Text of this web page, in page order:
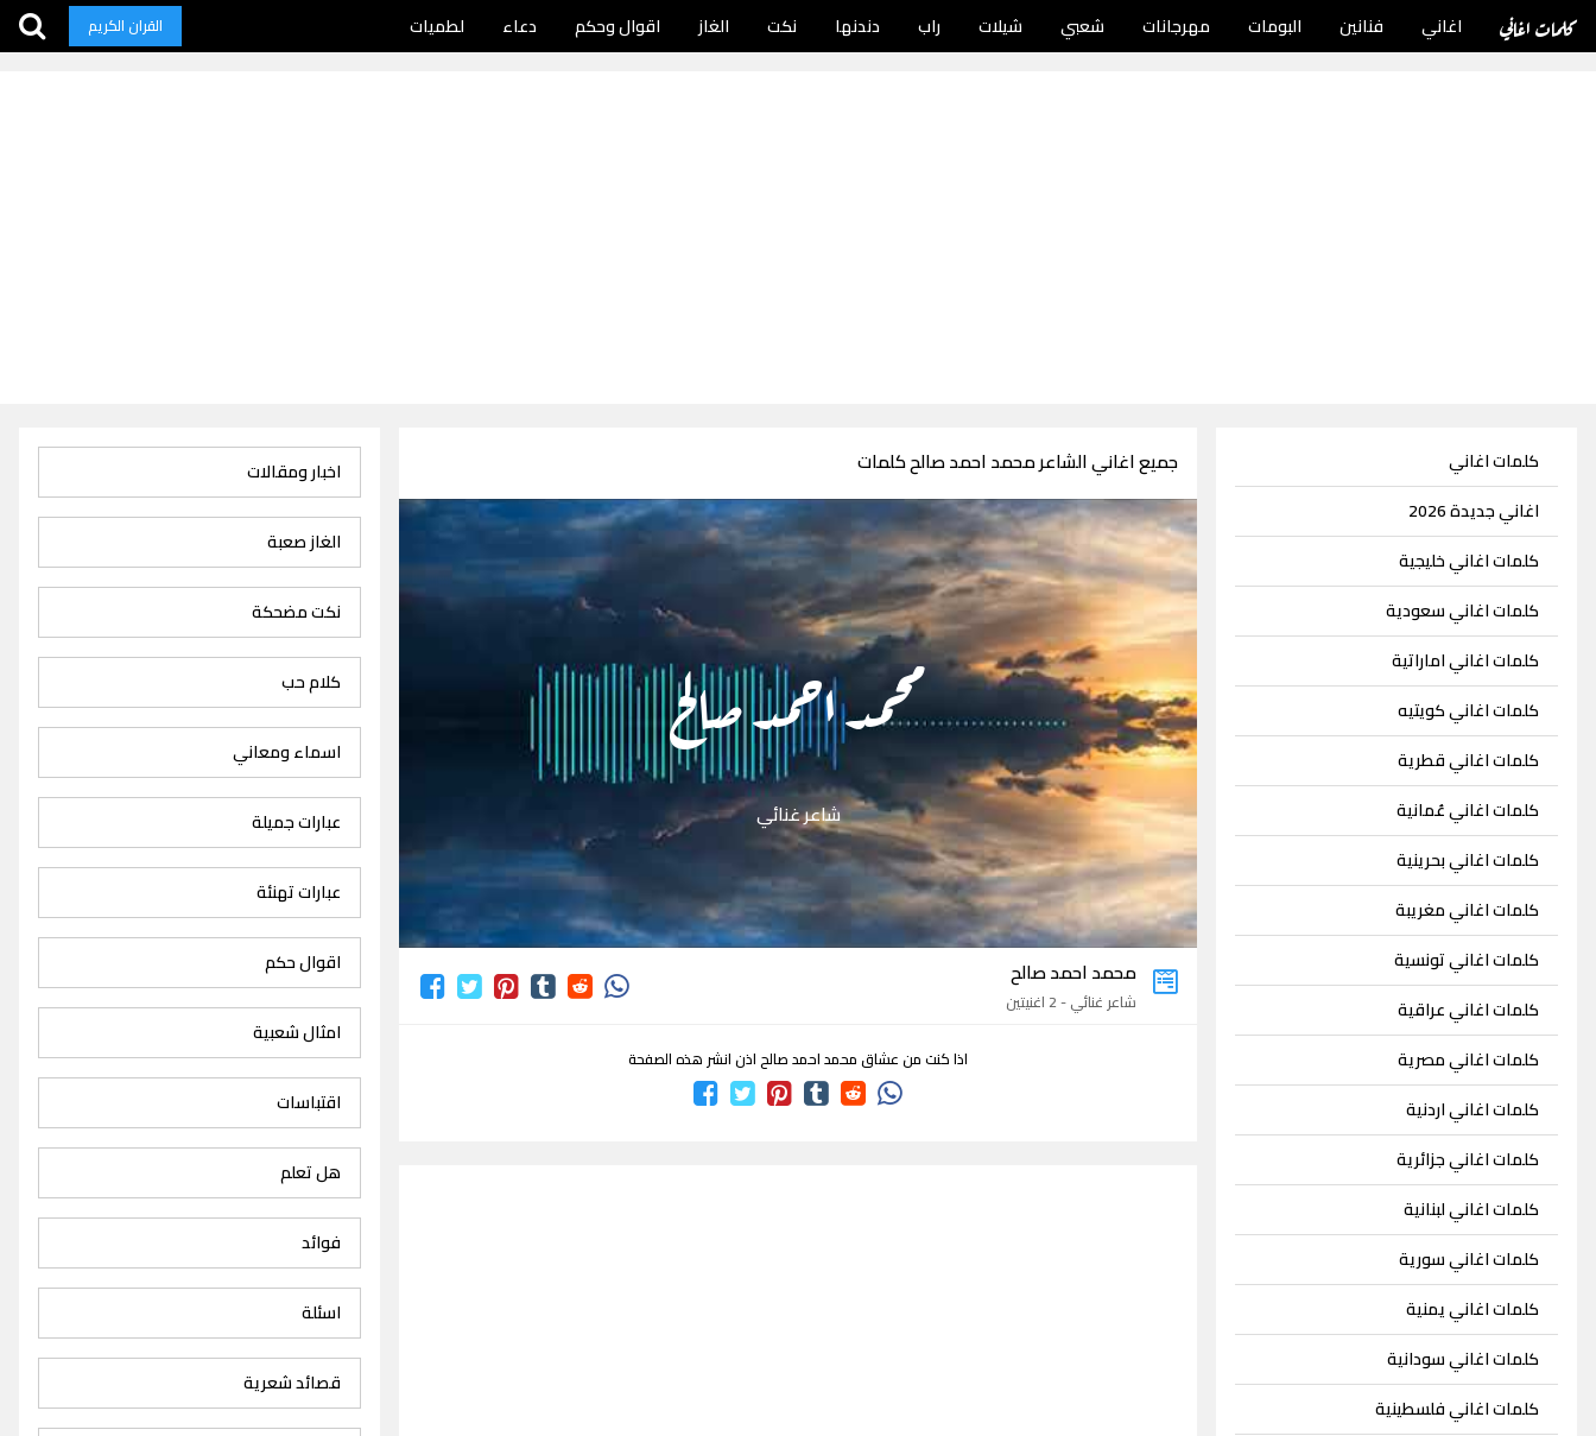
كلمات اغاني اغاني فنانين البومات مهرجانات شعبي شيلات راب دندنها نكت الغاز اقوال وحكم دعاء لطميات القران الكريم
كلمات اغاني
اغاني جديدة 2026
كلمات اغاني خليجية
كلمات اغاني سعودية
كلمات اغاني اماراتية
كلمات اغاني كويتيه
كلمات اغاني قطرية
كلمات اغاني عُمانية
كلمات اغاني بحرينية
كلمات اغاني مغريبة
كلمات اغاني تونسية
كلمات اغاني عراقية
كلمات اغاني مصرية
كلمات اغاني اردنية
كلمات اغاني جزائرية
كلمات اغاني لبنانية
كلمات اغاني سورية
كلمات اغاني يمنية
كلمات اغاني سودانية
كلمات اغاني فلسطينية
جميع اغاني الشاعر محمد احمد صالح كلمات
محمد احمد صالح
شاعر غنائي
محمد احمد صالح
شاعر غنائي - 2 اغنيتين
اذا كنت من عشاق محمد احمد صالح اذن انشر هذه الصفحة
اخبار ومقالات
الغاز صعبة
نكت مضحكة
كلام حب
اسماء ومعاني
عبارات جميلة
عبارات تهنئة
اقوال حكم
امثال شعبية
اقتباسات
هل تعلم
فوائد
اسئلة
قصائد شعرية